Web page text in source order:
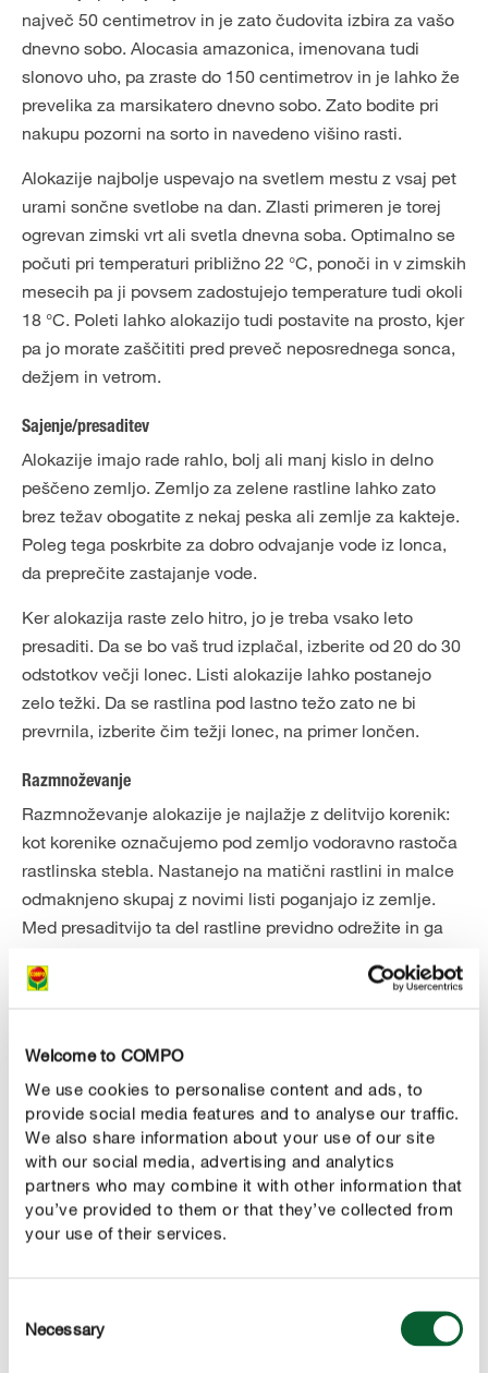
Welcome to COMPO
We use cookies to personalise content and ads, to
provide social media features and to analyse our traffic.
We also share information about your use of our site
with our social media, advertising and analytics
partners who may combine it with other information that
you’ve provided to them or that they’ve collected from
your use of their services.
Selection
Necessary
največ 50 centimetrov in je zato čudovita izbira za vašo
dnevno sobo. Alocasia amazonica, imenovana tudi
slonovo uho, pa zraste do 150 centimetrov in je lahko že
prevelika za marsikatero dnevno sobo. Zato bodite pri
nakupu pozorni na sorto in navedeno višino rasti.
Alokazije najbolje uspevajo na svetlem mestu z vsaj pet
urami sončne svetlobe na dan. Zlasti primeren je torej
ogrevan zimski vrt ali svetla dnevna soba. Optimalno se
počuti pri temperaturi približno 22 °C, ponoči in v zimskih
mesecih pa ji povsem zadostujejo temperature tudi okoli
18 °C. Poleti lahko alokazijo tudi postavite na prosto, kjer
pa jo morate zaščititi pred preveč neposrednega sonca,
dežjem in vetrom.
Sajenje/presaditev
Alokazije imajo rade rahlo, bolj ali manj kislo in delno
peščeno zemljo. Zemljo za zelene rastline lahko zato
brez težav obogatite z nekaj peska ali zemlje za kakteje.
Poleg tega poskrbite za dobro odvajanje vode iz lonca,
da preprečite zastajanje vode.
Ker alokazija raste zelo hitro, jo je treba vsako leto
presaditi. Da se bo vaš trud izplačal, izberite od 20 do 30
odstotkov večji lonec. Listi alokazije lahko postanejo
zelo težki. Da se rastlina pod lastno težo zato ne bi
prevrnila, izberite čim težji lonec, na primer lončen.
Razmnoževanje
Razmnoževanje alokazije je najlažje z delitvijo korenik:
kot korenike označujemo pod zemljo vodoravno rastoča
rastlinska stebla. Nastanejo na matični rastlini in malce
odmaknjeno skupaj z novimi listi poganjajo iz zemlje.
Med presaditvijo ta del rastline previdno odrežite in ga
korenin ne poškodujete premočno in je potaknjenec že
vlažna.
Vsi deli alokazije so nekoliko strupeni, zato jo